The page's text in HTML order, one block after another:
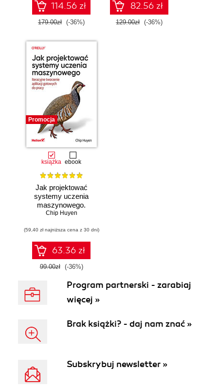
114.56 zł
179.00zł (-36%)
82.56 zł
129.00zł (-36%)
Promocja
książka ebook
Jak projektować
systemy uczenia
maszynowego.
Iteracyjne
gotowych do pracy
Chip Huyen
(59,40 zł najniższa cena z 30 dni)
63.36 zł
99.00zł (-36%)
Program partnerski - zarabiaj
więcej »
Brak książki? - daj nam znać »
Subskrybuj newsletter »